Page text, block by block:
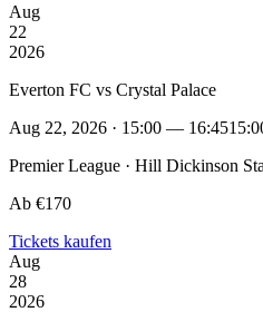
Aug
22
2026
Everton FC vs Crystal Palace
Aug 22, 2026 · 15:00 — 16:45
Premier League · Hill Dickinson
Ab €170
Tickets kaufen
Aug
28
2026